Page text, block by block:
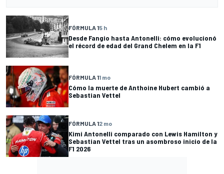
FÓRMULA 15 h
Desde Fangio hasta Antonelli: cómo evolucionó
el récord de edad del Grand Chelem en la F1
FÓRMULA 11 mo
Cómo la muerte de Anthoine Hubert cambió a
Sebastian Vettel
FÓRMULA 12 mo
Kimi Antonelli comparado con Lewis Hamilton y
Sebastian Vettel tras un asombroso inicio de la
F1 2026